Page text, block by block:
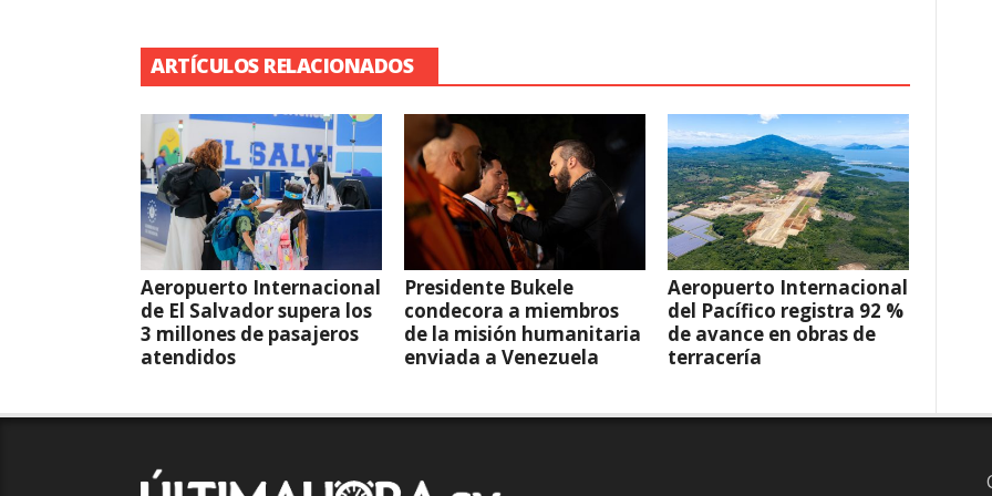
ARTÍCULOS RELACIONADOS
Aeropuerto Internacional
de El Salvador supera los
3 millones de pasajeros
atendidos
Presidente Bukele
condecora a miembros
de la misión humanitaria
enviada a Venezuela
Aeropuerto Internacional
del Pacífico registra 92 %
de avance en obras de
terracería